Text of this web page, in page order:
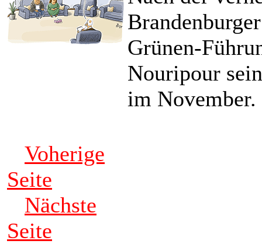
Grünen-
Nouripour
im November.
Voherige
Seite
Nächste
Seite